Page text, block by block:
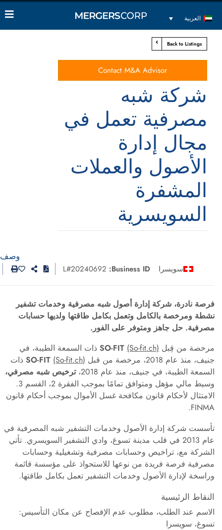
العربية
Back to Listings
Contact M&A Advisor
شركة شبه
مصرفية تعمل في
مجال إدارة
الأصول والعملات
المشفرة
السويسرية
وصف
سويسرا Business ID:
فرصة نادرة، شركة إدارة أصول شبه مصرفية وخدمات تشفير
نشطة ومرخصة بالكامل وتعمل بكامل طاقتها ولديها حسابات
مصرفية. حل جاهز ومتوفر على الفور.
مرخصة من قِبل
SO-FIT (So-fit.ch)
ذات السمعة الطيبة، في
جنيف، منذ عام 2018، مرخصة من قبل
SO-FIT (So-fit.ch
) ذات
السمعة الطيبة، في جنيف، منذ عام 2018،
ترخيص شبه مصرفي،
وسيط مالي مؤهل ومتوافق تمامًا بموجب الفقرة 2، القسم 3.
الامتثال لأحكام قانون مكافحة غسل الأموال بموجب أحكام قانون
FINMA.
تأسست شركة إدارة الأصول وخدمات التشفير شبه المصرفية في
عام 2013 في قلب مدينة تسوغ، وادي التشفير السويسري. تأتي
الشركة مع، تراخيص وحسابات مصرفية وتشغيلية وحسابات
مصرفية فرصة فريدة من نوعها للاستحواذ على مؤسسة قائمة
وراسخة لإدارة الأصول وخدمات التشفير تعمل بكامل طاقتها.
النقاط الرئيسية
الاسم عند الطلب، مطلوب عدم الإفصاح عن مكان التأسيس:
تسوغ، سويسرا